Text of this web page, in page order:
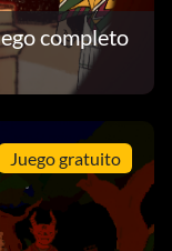
completo
Juego gratuito